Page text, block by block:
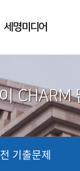
세명미디어
CHARM
기출문제